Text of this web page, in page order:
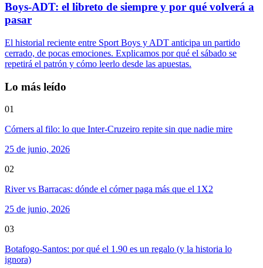
Boys-ADT: el libreto de siempre y por qué volverá a
pasar
El historial reciente entre Sport Boys y ADT anticipa un partido
cerrado, de pocas emociones. Explicamos por qué el sábado se
repetirá el patrón y cómo leerlo desde las apuestas.
Lo más leído
01
Córners al filo: lo que Inter-Cruzeiro repite sin que nadie mire
25 de junio, 2026
02
River vs Barracas: dónde el córner paga más que el 1X2
25 de junio, 2026
03
Botafogo-Santos: por qué el 1.90 es un regalo (y la historia lo
ignora)